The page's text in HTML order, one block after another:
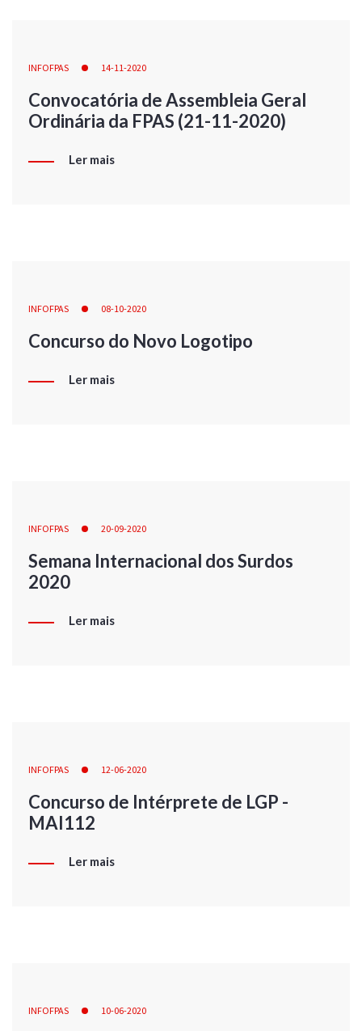
INFOFPAS 14-11-2020
Convocatória de Assembleia Geral
Ordinária da FPAS (21-11-2020)
Ler mais
INFOFPAS 08-10-2020
Concurso do Novo Logotipo
Ler mais
INFOFPAS 20-09-2020
Semana Internacional dos Surdos
2020
Ler mais
INFOFPAS 12-06-2020
Concurso de Intérprete de LGP -
MAI112
Ler mais
INFOFPAS 10-06-2020